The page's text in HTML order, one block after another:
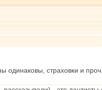
одинаковы, страховки и